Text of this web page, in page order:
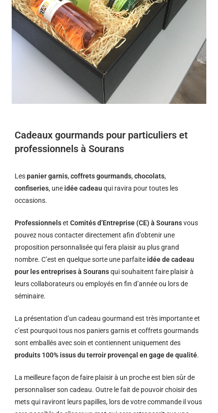
Cadeaux gourmands pour particuliers et
professionnels à Sourans
Lespanier garnis,coffrets gourmands,chocolats,
confiseries, une idée cadeau qui ravira pour toutes les
occasions.
Professionnelset Comités d’Entreprise (CE) à Souransvous
pouvez nous contacter directement afin d’obtenir une
proposition personnalisée qui fera plaisir au plus grand
nombre. C’est en quelque sorte une parfaite idée de cadeau
pour les entreprises à Souransqui souhaitent faire plaisir à
leurs collaborateurs ou employés en fin d’année ou lors de
séminaire.
La présentation d’un cadeau gourmand est très importante et
c’est pourquoi tous nos paniers garnis et coffrets gourmands
sont emballés avec soin et contiennent uniquement des
produits 100% issus du terroir provençal en gage de qualité.
La meilleure façon de faire plaisir à un proche est bien sûr de
personnaliser son cadeau. Outre le fait de pouvoir choisir des
mets qui raviront leurs papilles, lors de votre commande il vous